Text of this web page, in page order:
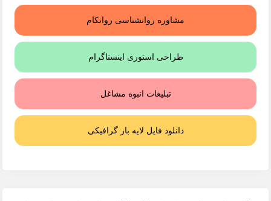
مشاوره روانشناسی روانکام
طراحی استوری اینستاگرام
تبلیغات انبوه مشاغل
دانلود فایل لایه باز گرافیکی